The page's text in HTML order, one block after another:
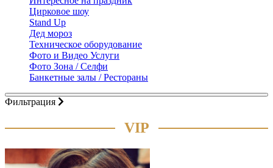
Цирковое шоу
Stand Up
Дед мороз
Техническое оборудование
Фото и Видео Услуги
Фото Зона / Селфи
Банкетные залы / Рестораны
Фильтрация
VIP